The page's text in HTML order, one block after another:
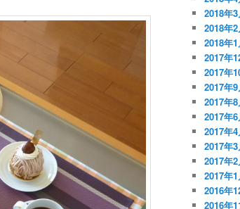
2018年3
2018年2
2018年1
2017年
2017年
2017年9
2017年8
2017年6
2017年4
2017年3
2017年2
2017年1
2016年
2016年